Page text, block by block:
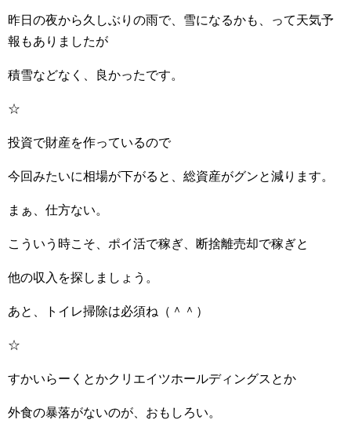
昨日の夜から久しぶりの雨で、雪になるかも、って天気予
報もありましたが
積雪などなく、良かったです。
☆
投資で財産を作っているので
今回みたいに相場が下がると、総資産がグンと減ります。
まぁ、仕方ない。
こういう時こそ、ポイ活で稼ぎ、断捨離売却で稼ぎと
他の収入を探しましょう。
あと、トイレ掃除は必須ね（＾＾）
☆
すかいらーくとかクリエイツホールディングスとか
外食の暴落がないのが、おもしろい。